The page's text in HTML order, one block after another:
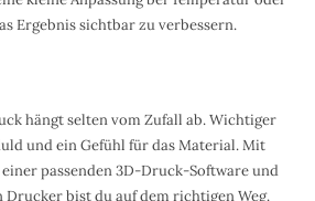
Ergebnis sichtbar zu verbessern.
hängt selten vom Zufall ab. Wichtiger
und ein Gefühl für das Material. Mit
einer passenden 3D-Druck-Software und
bist du auf dem richtigen Weg.